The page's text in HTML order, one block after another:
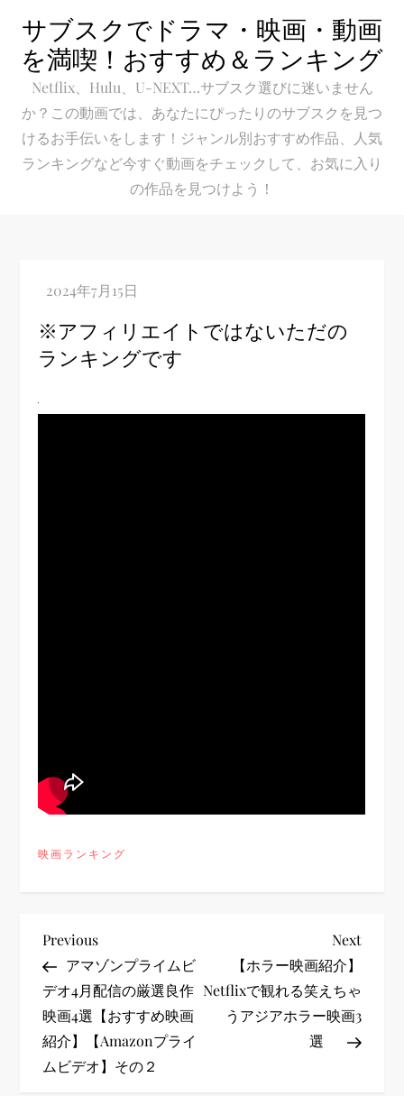
content
サブスクでドラマ・映画・動画
を満喫！おすすめ＆ランキング
Netflix、Hulu、U-NEXT…サブスク選びに迷いません
か？この動画では、あなたにぴったりのサブスクを見つ
けるお手伝いをします！ジャンル別おすすめ作品、人気
ランキングなど今すぐ動画をチェックして、お気に入り
の作品を見つけよう！
※アフィリエイトではないただの
ランキングです
映画ランキング
投
稿
ナ
ビ
Previous
Post
Previous
アマゾンプライムビ
デオ4月配信の厳選良作
映画4選【おすすめ映画
紹介】【Amazonプライ
ムビデオ】その２
Next
Next
【ホラー映画紹介】
Netflixで観れる笑えちゃ
うアジアホラー映画3
選